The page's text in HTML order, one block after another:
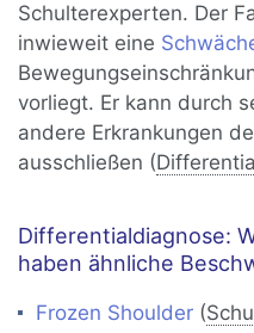
Schulterexperten. Der
inwieweit eine
vorliegt. Er kann durch
andere Erkrankungen
ausschließen (
Differentialdiagnose:
haben ähnliche
Frozen Shoulder (